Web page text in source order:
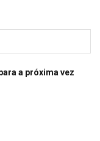
a próxima vez